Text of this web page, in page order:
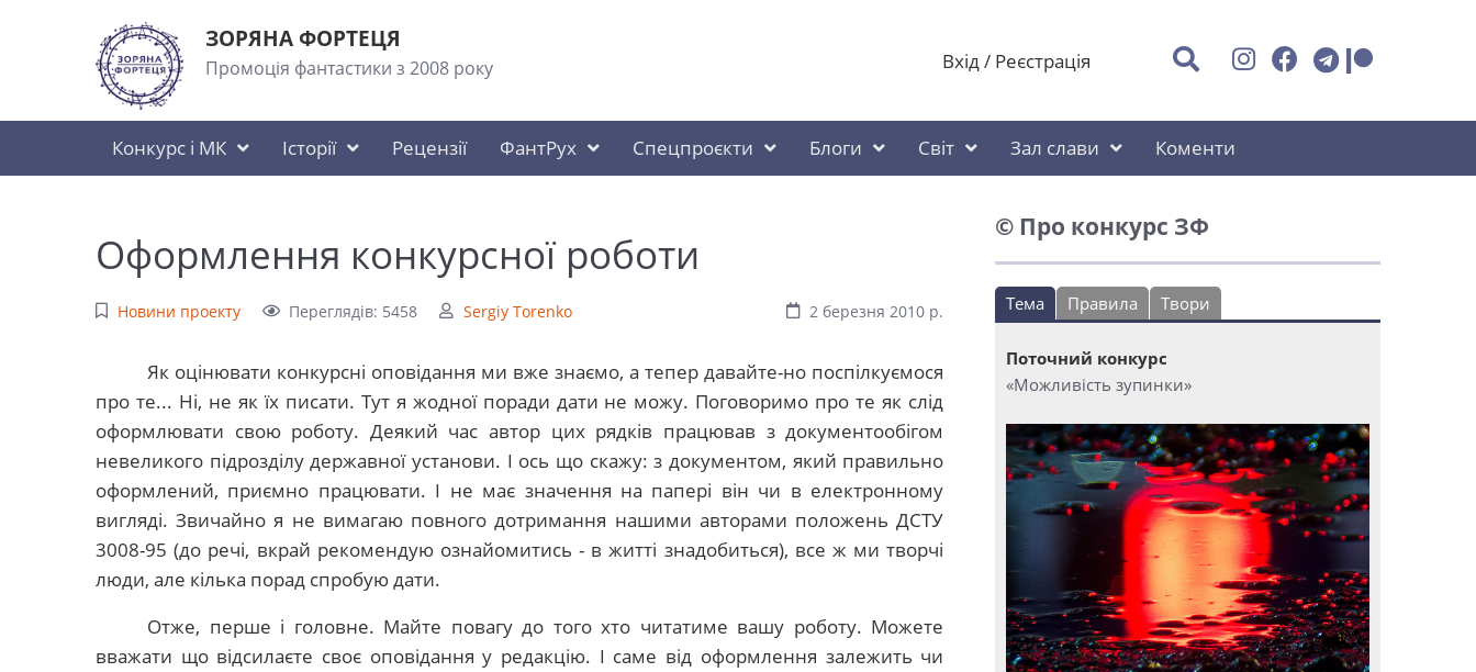
ЗОРЯНА ФОРТЕЦЯ
Промоція фантастики з 2008 року Вхід / Реєстрація
Конкурс і МК Історії Рецензії ФантРух Спецпроєкти Блоги Світ Зал слави Коменти
Оформлення конкурсної роботи
Новини проекту Переглядів: 5458 Sergiy Torenko 2 березня 2010 р.
Як оцінювати конкурсні оповідання ми вже знаємо, а тепер давайте-но поспілкуємося
про те... Ні, не як їх писати. Тут я жодної поради дати не можу. Поговоримо про те як слід
оформлювати свою роботу. Деякий час автор цих рядків працював з документообігом
невеликого підрозділу державної установи. І ось що скажу: з документом, який правильно
оформлений, приємно працювати. І не має значення на папері він чи в електронному
вигляді. Звичайно я не вимагаю повного дотримання нашими авторами положень ДСТУ
3008-95 (до речі, вкрай рекомендую ознайомитись - в житті знадобиться), все ж ми творчі
люди, але кілька порад спробую дати.
Отже, перше і головне. Майте повагу до того хто читатиме вашу роботу. Можете
вважати що відсилаєте своє оповідання у редакцію. І саме від оформлення залежить чи
© Про конкурс ЗФ
Тема Правила Твори
Поточний конкурс
«Можливість зупинки»